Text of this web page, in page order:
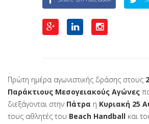
Πρώτη ημέρα αγωνιστικής δράσης στους
Παράκτιους Μεσογειακούς Αγώνες
διεξάγονται στην Πάτρα η Κυριακή 25
τους αθλητές του Beach Handball και